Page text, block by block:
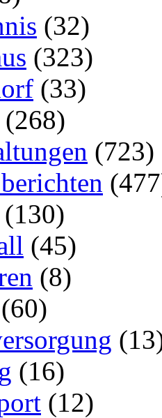
(32)
(323)
(33)
(268)
(723)
(130)
(45)
(8)
(60)
(16)
(12)